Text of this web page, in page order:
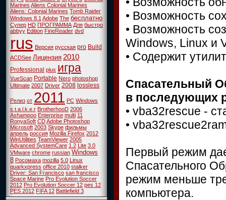
MarinesAliens Colonial Marines
Aliens: Colonial Marines Tomb Raider
Windows 8.1Adobe The бесплатно
Супер HD ПРОГРАММА Для быстро
abbyy Edition FineReader dvd
rus Версия русская pro Build
ACDSee Лицензия 2010
Professional plus игра
VueScan Portable Nero photoshop
Ultimate 2007 Driver 2008 lossless
Релиз от 2011 PC Windows
s.t.a.l.k.e.r BrotherhooD 2006
Ashampoo Enterprise multi 11
RonyaSoft CDAdobe Photoshop
Microsoft 2003 Skype фильмы
апрель россия Mozilla Firefox 2012
WinUtilities TeamViewer 2005
Advanced SystemCare 1.2 Lite 3.0
VMware chrome russian Windows
8 Росомаха mozilla 5.0 Linux
quarkxpress office 2010 stalker
Driver: San Francisco san francisco
Space Marine Pro Evolution Soccer
2012 Pro Evolution Soccer 12 pes 12
PES 2012 FIFA 12 Battlefield 3
• Возможность
• Возможность
Windows, Linux и
• Содержит
Спасательный
в последующих
• vba32rescue -
•
Первый режим
Спасательного
режим меньше
компьютера.